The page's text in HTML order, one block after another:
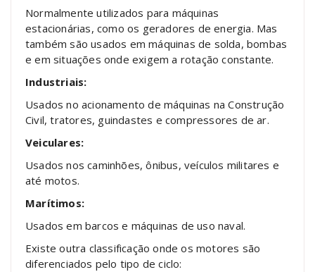
Normalmente utilizados para máquinas
estacionárias, como os geradores de energia. Mas
também são usados em máquinas de solda, bombas
e em situações onde exigem a rotação constante.
Industriais:
Usados no acionamento de máquinas na Construção
Civil, tratores, guindastes e compressores de ar.
Veiculares:
Usados nos caminhões, ônibus, veículos militares e
até motos.
Marítimos:
Usados em barcos e máquinas de uso naval.
Existe outra classificação onde os motores são
diferenciados pelo tipo de ciclo: